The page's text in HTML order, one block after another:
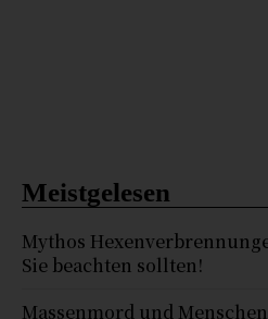
Meistgelesen
Mythos
Sie beachten sollten!
Massenmord und